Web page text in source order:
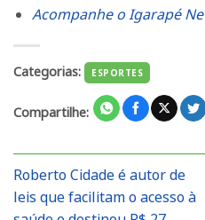
Acompanhe o Igarapé
Categorias: ESPORTES
Compartilhe:
Roberto Cidade é autor de
leis que facilitam o acesso à